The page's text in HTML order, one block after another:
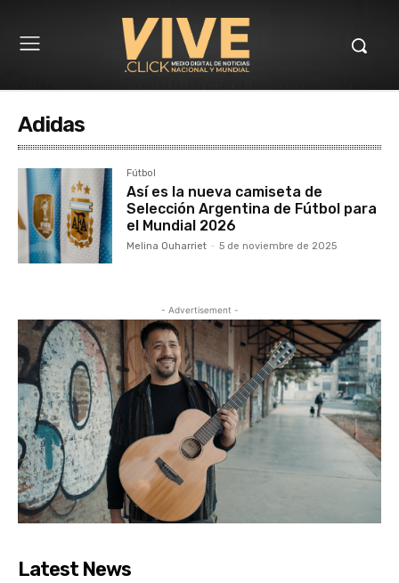
Adidas
Fútbol
Así es la nueva camiseta de
Selección Argentina de Fútbol para
el Mundial 2026
Melina Ouharriet - 5 de noviembre de 2025
- Advertisement -
Latest News